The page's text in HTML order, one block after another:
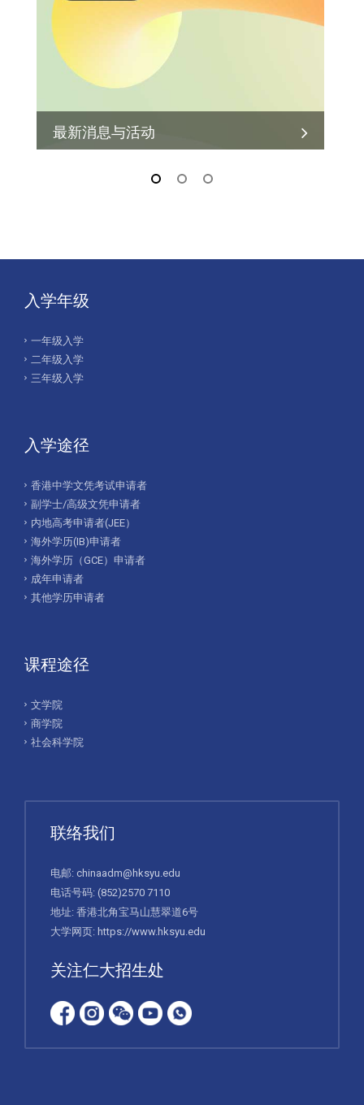
最新消息与活动
入学年级
一年级入学
二年级入学
三年级入学
入学途径
香港中学文凭考试申请者
副学士/高级文凭申请者
内地高考申请者(JEE）
海外学历(IB)申请者
海外学历（GCE）申请者
成年申请者
其他学历申请者
课程途径
文学院
商学院
社会科学院
联络我们
电邮: chinaadm@hksyu.edu
电话号码: (852)2570 7110
地址: 香港北角宝马山慧翠道6号
大学网页: https://www.hksyu.edu
关注仁大招生处